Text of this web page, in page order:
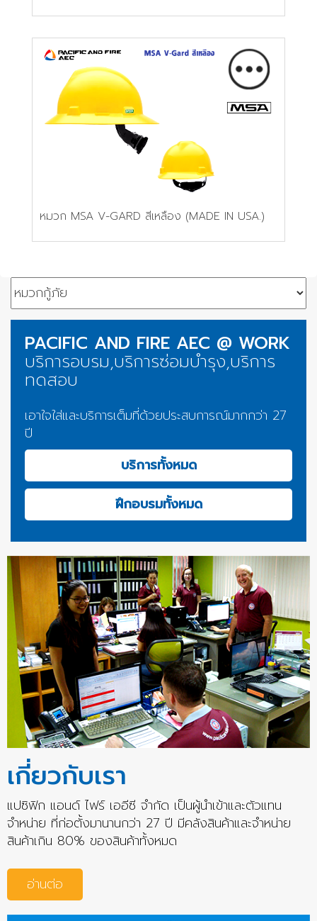
หมวก MSA V-GARD สีเหลือง (MADE IN USA.)
PACIFIC AND FIRE AEC @ WORK
บริการอบรม,บริการซ่อมบำรุง,บริการ
ทดสอบ
เอาใจใส่และบริการเต็มที่ด้วยประสบการณ์มากกว่า 27
ปี
บริการทั้งหมด
ฝึกอบรมทั้งหมด
เกี่ยวกับเรา
แปซิฟิก แอนด์ ไฟร์ เออีซี จำกัด เป็นผู้นำเข้าและตัวแทน
จำหน่าย ที่ก่อตั้งมานานกว่า 27 ปี มีคลังสินค้าและจำหน่าย
สินค้าเกิน 80% ของสินค้าทั้งหมด
อ่านต่อ